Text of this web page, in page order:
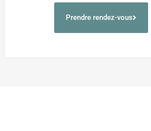
Prendre rendez-vous